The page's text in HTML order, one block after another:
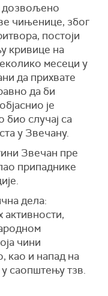
дозвољено
чињенице, због
постоји
кривице на
месеци у
да прихвате
да би
је
био случај са
у Звечану.
Звечан пре
припаднике
дела:
чини
као и напад на
саопштењу тзв.